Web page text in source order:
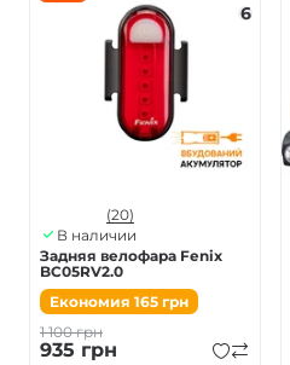
6
(20)
В наличии
Задняя велофара Fenix
BC05RV2.0
Економия 165 грн
1 100грн
935 грн